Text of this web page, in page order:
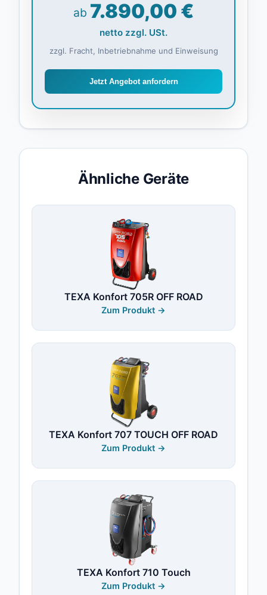
ab 7.890,00 €
netto zzgl. USt.
zzgl. Fracht, Inbetriebnahme und Einweisung
Jetzt Angebot anfordern
Ähnliche Geräte
TEXA Konfort 705R OFF ROAD
Zum Produkt →
TEXA Konfort 707 TOUCH OFF ROAD
Zum Produkt →
TEXA Konfort 710 Touch
Zum Produkt →